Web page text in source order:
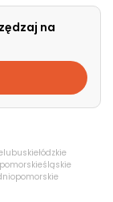
na
lubuskiełódzkie
pomorskieśląskie